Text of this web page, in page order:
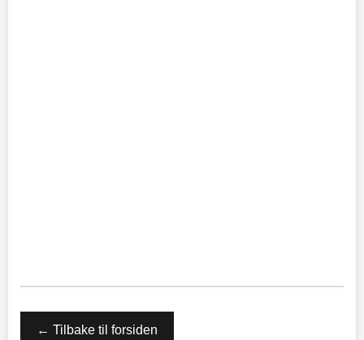
← Tilbake til forsiden